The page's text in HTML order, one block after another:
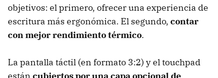
objetivos: el primero, ofrecer una experiencia de
escritura más ergonómica. El segundo, contar
con mejor rendimiento térmico.
La pantalla táctil (en formato 3:2) y el touchpad
están cubiertos por una capa opcional de